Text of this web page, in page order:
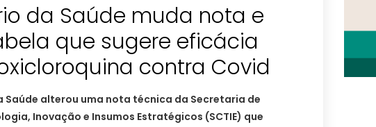
da Saúde muda nota e
que sugere eficácia
contra Covid
Saúde alterou uma nota técnica da Secretaria de
Inovação e Insumos Estratégicos (SCTIE) que